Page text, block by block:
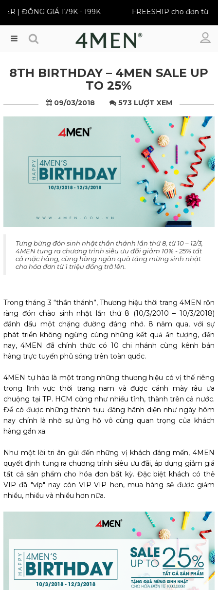
GIÁ 179K - 199K FREESHIP cho đơn từ 399K
Menu
8TH BIRTHDAY – 4MEN SALE UP
TO 25%
09/03/2018 573 LƯỢT XEM
Tưng bừng đón sinh nhật thần thánh lần thứ 8, từ 10 – 12/3,
4MEN tung ra chương trình siêu ưu đãi giảm 10% - 25% tất
cả mặc hàng, cùng hàng ngàn quà tặng mừng sinh nhật
cho hóa đơn từ 1 triệu đồng trở lên.
Trong tháng 3 “thần thánh”, Thương hiệu thời trang 4MEN rộn
ràng đón chào sinh nhật lần thứ 8 (10/3/2010 – 10/3/2018)
đánh dấu một chặng đường đáng nhớ. 8 năm qua, với sự
phát triển không ngừng cùng những kết quả ấn tượng, đến
nay, 4MEN đã chính thức có 10 chi nhánh cùng kênh bán
hàng trực tuyến phủ sóng trên toàn quốc.
4MEN tự hào là một trong những thương hiệu có vị thế riêng
trong lĩnh vực thời trang nam và được cánh mày râu ưa
chuộng tại TP. HCM cũng như nhiều tỉnh, thành trên cả nước.
Để có được những thành tựu đáng hãnh diện như ngày hôm
nay chính là nhờ sự ủng hộ vô cùng quan trọng của khách
hàng gần xa.
Như một lời tri ân gửi đến những vị khách đáng mến, 4MEN
quyết định tung ra chương trình siêu ưu đãi, áp dụng giảm giá
tất cả sản phẩm cho hóa đơn bất kỳ. Đặc biệt khách có thẻ
VIP đã "víp" nay còn VIP-VIP hơn, mua hàng sẽ được giảm
nhiều, nhiều và nhiều hơn nữa.